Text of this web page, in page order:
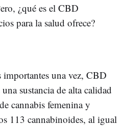
¿qué es el CBD
para la salud ofrece?
importantes una vez, CBD
una sustancia de alta calidad
cannabis femenina y
113 cannabinoides, al igual